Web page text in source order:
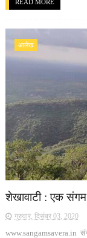
READ MORE
आलेख
शेखावाटी : एक
गुरुवार, दिसंबर 03, 2020
www.sangamsavera.in